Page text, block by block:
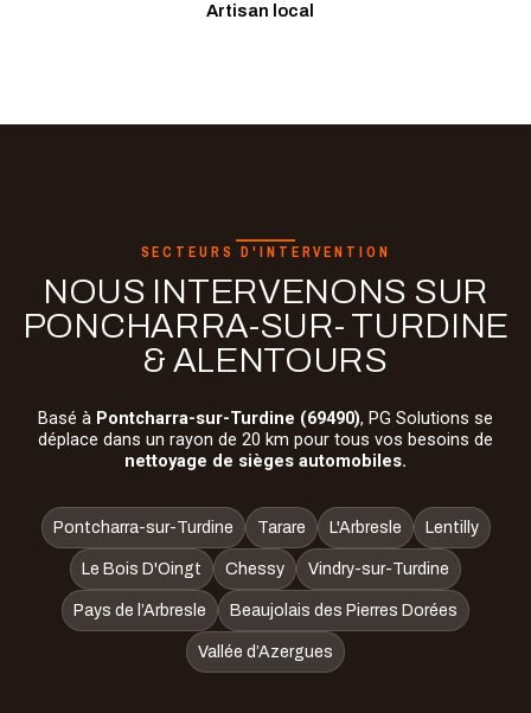
Artisan local
SECTEURS D'INTERVENTION
NOUS INTERVENONS SUR
PONCHARRA-SUR- TURDINE
& ALENTOURS
Basé à Pontcharra-sur-Turdine (69490), PG Solutions se
déplace dans un rayon de 20 km pour tous vos besoins de
nettoyage de sièges automobiles.
Pontcharra-sur-Turdine Tarare L'Arbresle Lentilly
Le Bois D'Oingt Chessy Vindry-sur-Turdine
Pays de l’Arbresle Beaujolais des Pierres Dorées
Vallée d’Azergues